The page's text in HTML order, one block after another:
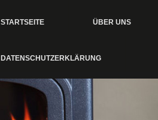
STARTSEITE ÜBER UNS
DATENSCHUTZERKLÄRUNG